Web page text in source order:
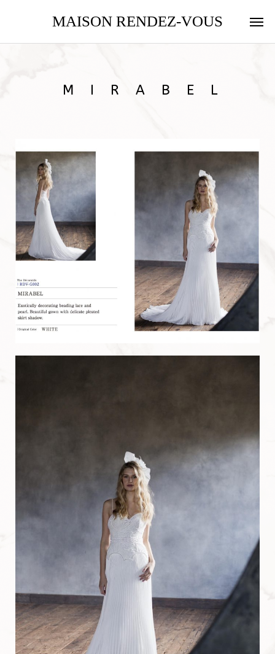
MAISON RENDEZ-VOUS
MIRABEL